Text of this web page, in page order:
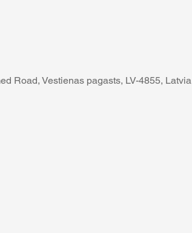
Road, Vestienas pagasts, LV-4855, Latvia